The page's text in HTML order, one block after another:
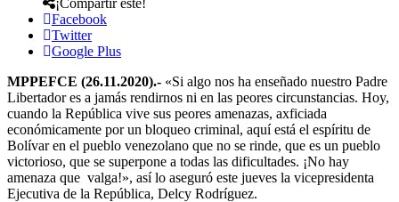
Facebook
Twitter
Google Plus
MPPEFCE (26.11.2020).- «Si algo nos ha enseñado nuestro Padre
Libertador es a jamás rendirnos ni en las peores circunstancias. Hoy,
cuando la República vive sus peores amenazas, axficiada
económicamente por un bloqueo criminal, aquí está el espíritu de
Bolívar en el pueblo venezolano que no se rinde, que es un pueblo
victorioso, que se superpone a todas las dificultades. ¡No hay
amenaza que valga!», así lo aseguró este jueves la vicepresidenta
Ejecutiva de la República, Delcy Rodríguez.